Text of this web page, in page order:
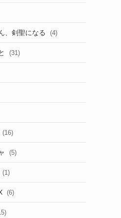
、剣聖になる (4)
(31)
(16)
(5)
(1)
(6)